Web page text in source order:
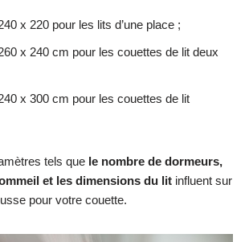
x 220 pour les lits d’une place ;
x 240 cm pour les couettes de lit deux
x 300 cm pour les couettes de lit
tels que le nombre de dormeurs,
et les dimensions du lit influent sur
pour votre couette.